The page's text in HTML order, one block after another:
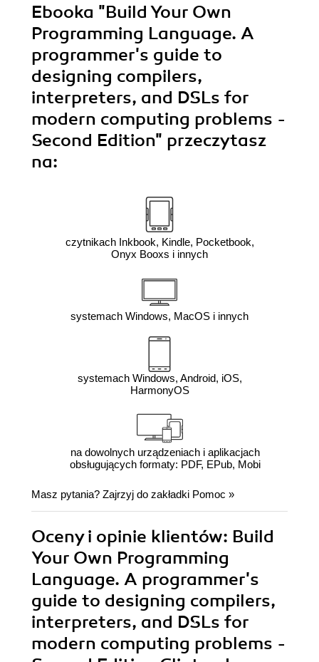
Ebooka "Build Your Own
Programming Language. A
programmer's guide to
designing compilers,
interpreters, and DSLs for
modern computing problems -
Second Edition" przeczytasz
na:
czytnikach Inkbook, Kindle, Pocketbook,
Onyx Booxs i innych
systemach Windows, MacOS i innych
systemach Windows, Android, iOS,
HarmonyOS
na dowolnych urządzeniach i aplikacjach
obsługujących formaty: PDF, EPub, Mobi
Masz pytania? Zajrzyj do zakładki Pomoc »
Oceny i opinie klientów: Build
Your Own Programming
Language. A programmer's
guide to designing compilers,
interpreters, and DSLs for
modern computing problems -